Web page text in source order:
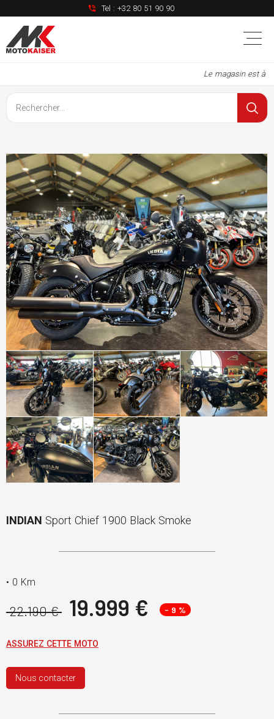
Tel : +32 80 51 90 90
Le magasin est à
INDIAN Sport Chief 1900 Black Smoke
• 0 Km
22.190 € 19.999 € - 9 %
ASSUREZ CETTE MOTO
Nous contacter